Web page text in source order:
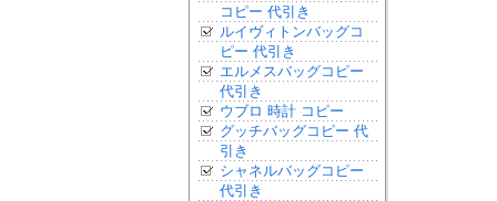
コピー 代引き
ルイヴィトンバッグコ
ピー 代引き
エルメスバッグコピー
代引き
ウブロ 時計 コピー
グッチバッグコピー 代
引き
シャネルバッグコピー
代引き